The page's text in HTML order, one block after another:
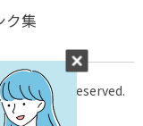
ク集
Rights Reserved.